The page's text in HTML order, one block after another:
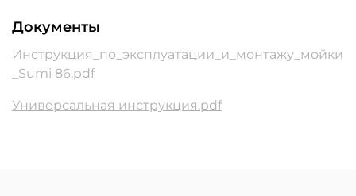
Документы
Инструкция_по_эксплуатации_и_монтажу_мойки
_Sumi 86.pdf
Универсальная инструкция.pdf